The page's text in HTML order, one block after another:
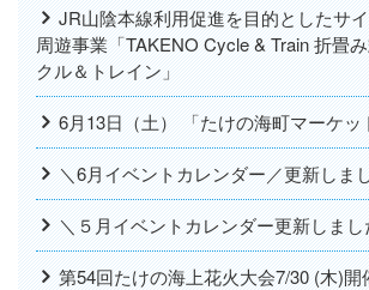
JR山陰本線利用促進を目的としたサ
周遊事業「TAKENO Cycle & Train 折畳
クル＆トレイン」
6月13日（土） 「たけの海町マーケッ
＼6月イベントカレンダー／更新しま
＼５月イベントカレンダー更新しまし
第54回たけの海上花火大会7/30 (木)